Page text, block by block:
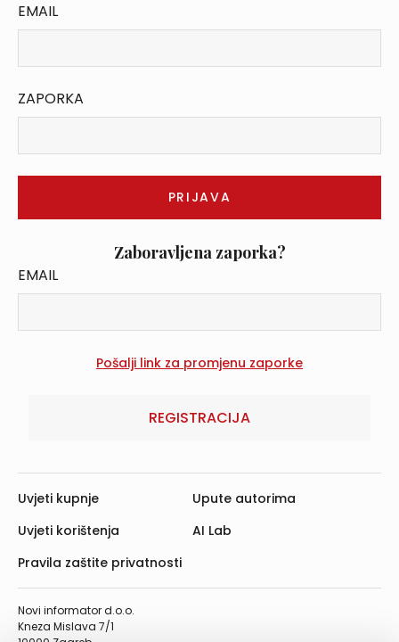
EMAIL
ZAPORKA
Zaboravljena zaporka?
EMAIL
REGISTRACIJA
Novi informator d.o.o.
Kneza Mislava 7/1
Uvjeti kupnje
Uvjeti korištenja
Pravila zaštite privatnosti
Upute autorima
AI Lab